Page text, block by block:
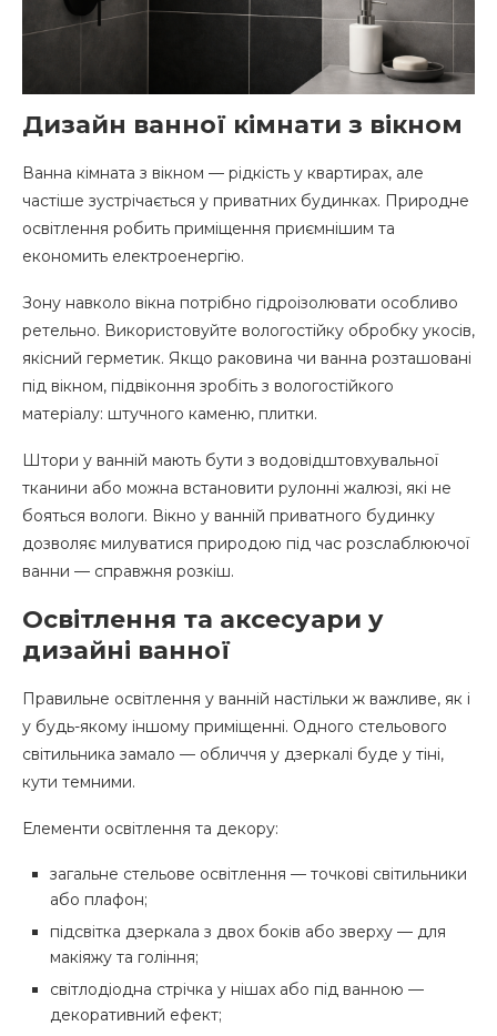
Дизайн ванної кімнати з вікном
Ванна кімната з вікном — рідкість у квартирах, але
частіше зустрічається у приватних будинках. Природне
освітлення робить приміщення приємнішим та
економить електроенергію.
Зону навколо вікна потрібно гідроізолювати особливо
ретельно. Використовуйте вологостійку обробку укосів,
якісний герметик. Якщо раковина чи ванна розташовані
під вікном, підвіконня зробіть з вологостійкого
матеріалу: штучного каменю, плитки.
Штори у ванній мають бути з водовідштовхувальної
тканини або можна встановити рулонні жалюзі, які не
бояться вологи. Вікно у ванній приватного будинку
дозволяє милуватися природою під час розслаблюючої
ванни — справжня розкіш.
Освітлення та аксесуари у
дизайні ванної
Правильне освітлення у ванній настільки ж важливе, як і
у будь-якому іншому приміщенні. Одного стельового
світильника замало — обличчя у дзеркалі буде у тіні,
кути темними.
Елементи освітлення та декору:
загальне стельове освітлення — точкові світильники
або плафон;
підсвітка дзеркала з двох боків або зверху — для
макіяжу та гоління;
світлодіодна стрічка у нішах або під ванною —
декоративний ефект;